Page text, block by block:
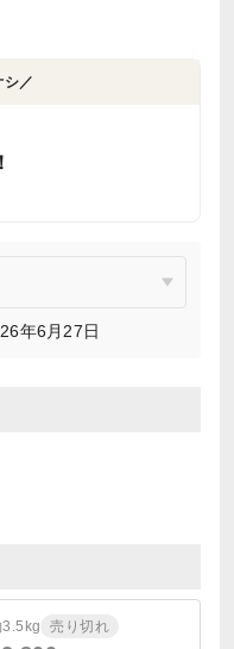
シ／
年6月27日
3.5kg 売り切れ